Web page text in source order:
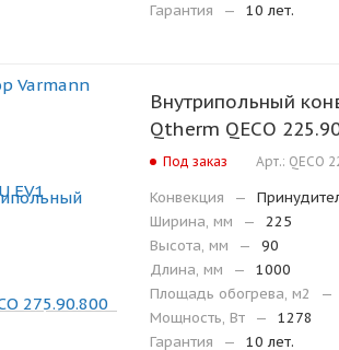
Гарантия
— 10 лет.
Внутрипольный
Qtherm QECO
Под заказ Арт.: QECO
Конвекция —
Ширина, мм
—
225
Высота, мм
—
90
Длина, мм
—
1000
Площадь обогрева, м2
—
Мощность, Вт
—
1278
Гарантия
— 10 лет.